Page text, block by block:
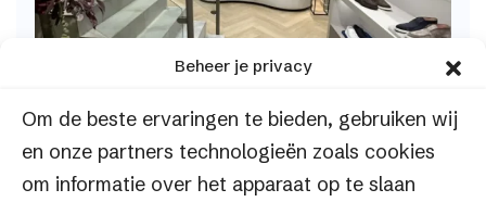
Beheer je privacy
Om de beste ervaringen te bieden, gebruiken wij
en onze partners technologieën zoals cookies
om informatie over het apparaat op te slaan